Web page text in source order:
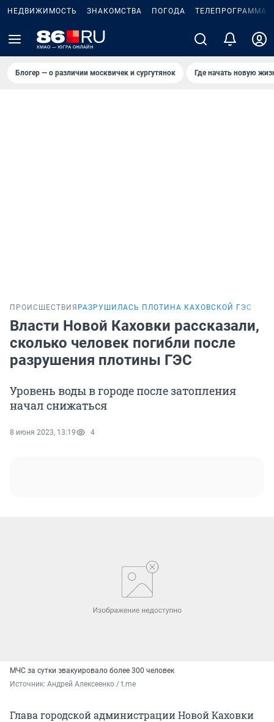
НЕДВИЖИМОСТЬ ЗНАКОМСТВА ПОГОДА ТЕЛЕПРОГРАММА
Блогер — о различии москвичек и сургутянок Где начать новую
ПРОИСШЕСТВИЯ РАЗРУШИЛАСЬ ПЛОТИНА КАХОВСКОЙ ГЭС
Власти Новой Каховки рассказали,
сколько человек погибли после
разрушения плотины ГЭС
Уровень воды в городе после затопления
начал снижаться
8 июня 2023, 13:19 4
МЧС за сутки эвакуировало более 300 человек
Источник: Андрей Алексеенко / t.me
Глава городской администрации Новой Каховки